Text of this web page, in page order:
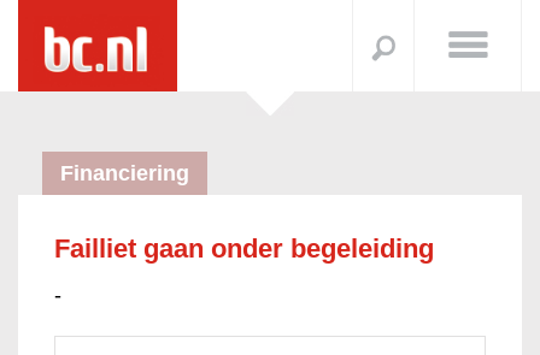
Financiering
Failliet gaan onder begeleiding
-